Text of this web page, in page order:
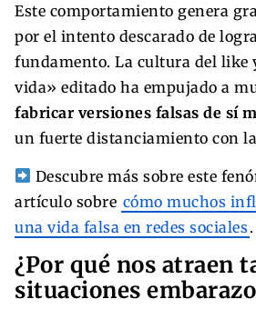
Este comportamiento genera
por el intento descarado de
fundamento. La cultura del like
vida» editado ha empujado a
fabricar versiones falsas de sí
un fuerte distanciamiento con
Descubre más sobre este
artículo sobre cómo muchos
una vida falsa en redes sociales.
¿Por qué nos atraen
situaciones